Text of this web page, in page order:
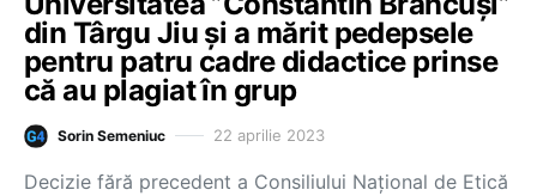
din Târgu Jiu și a mărit pedepsele
pentru patru cadre didactice prinse
că au plagiat în grup
Sorin Semeniuc 22 aprilie 2023
Decizie fără precedent a Consiliului Naţional de Etică